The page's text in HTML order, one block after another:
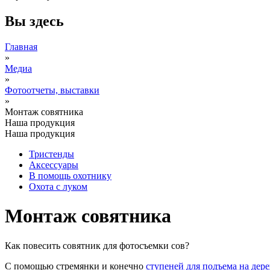
Вы здесь
Главная
»
Медиа
»
Фотоотчеты, выставки
»
Монтаж совятника
Наша продукция
Наша продукция
Тристенды
Аксессуары
В помощь охотнику
Охота с луком
Монтаж совятника
Как повесить совятник для фотосъемки сов?
С помощью стремянки и конечно ступеней для подъема на